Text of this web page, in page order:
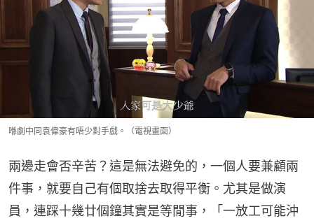
喺劇中同袁偉豪有唔少對手戲。（電視畫面）
兩邊走會否辛苦？這是無法避免的，一個人要兼顧兩
件事，就要自己有個取捨去取得平衡。尤其是做演
員，連踩十幾廿個鐘其實是等閒事，「一放工可能沖